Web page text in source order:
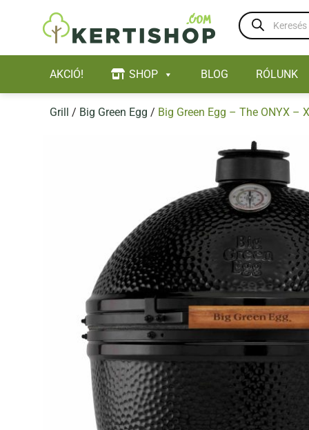
Products
search
AKCIÓ! SHOP BLOG RÓLUNK
Grill / Big Green Egg / Big Green Egg – The ONYX –